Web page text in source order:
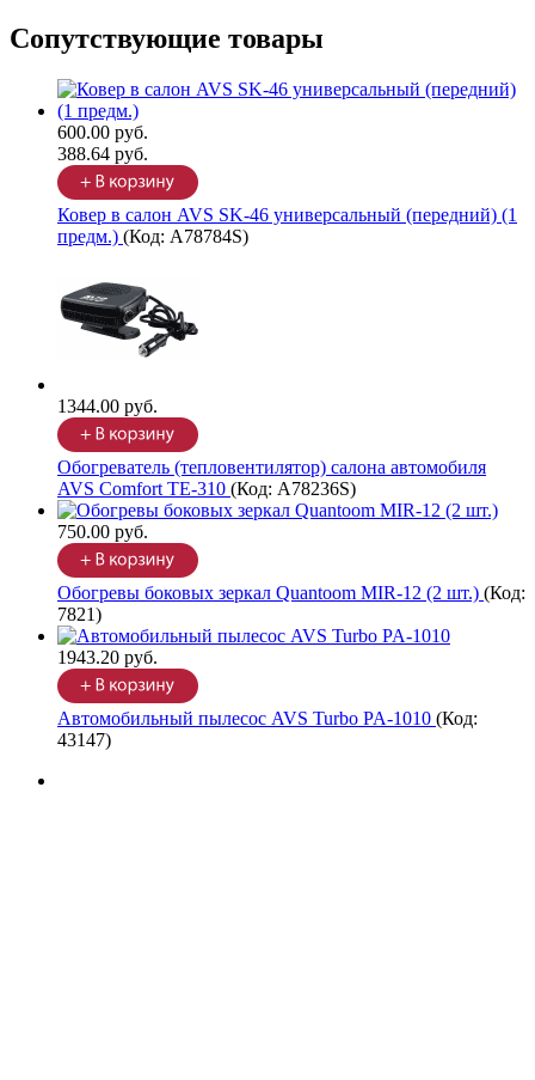
Сопутствующие товары
600.00 руб.
388.64 руб.
Ковер в салон AVS SK-46 универсальный (передний) (1
предм.) (Код: A78784S)
1344.00 руб.
Обогреватель (тепловентилятор) салона автомобиля
AVS Comfort TE-310 (Код: A78236S)
750.00 руб.
Обогревы боковых зеркал Quantoom MIR-12 (2 шт.) (Код:
7821)
1943.20 руб.
Автомобильный пылесос AVS Turbo PA-1010 (Код:
43147)